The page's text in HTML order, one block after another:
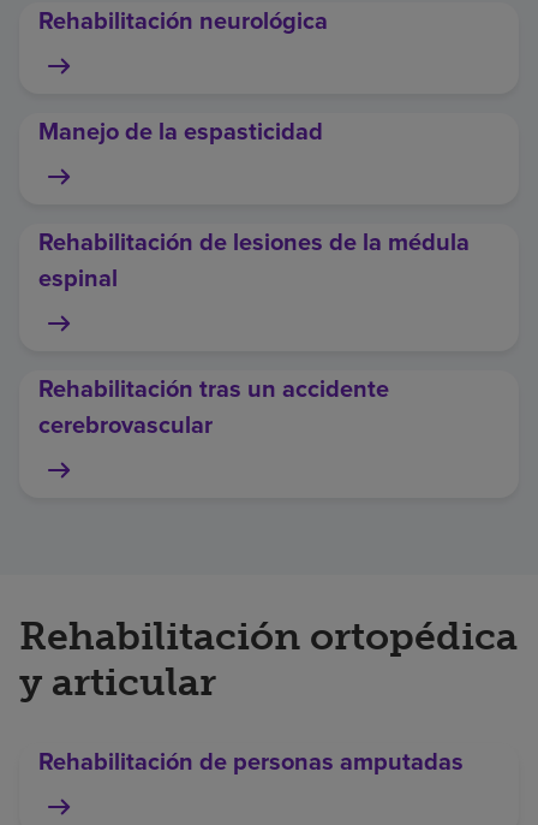
Rehabilitación neurológica
Manejo de la espasticidad
Rehabilitación de lesiones de la médula
espinal
Rehabilitación tras un accidente
cerebrovascular
Rehabilitación ortopédica
y articular
Rehabilitación de personas amputadas